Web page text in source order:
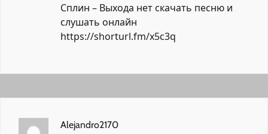
Сплин – Выхода нет скачать песню и
слушать онлайн
https://shorturl.fm/x5c3q
Alejandro2170